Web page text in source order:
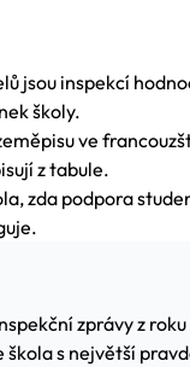
jsou inspekcí
školy.
ve
z tabule.
zda podpora
zprávy z roku
škola s největší